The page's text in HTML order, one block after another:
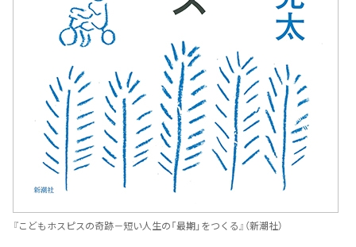
『こどもホスピスの奇跡－短い人生の「最期」をつくる』（新潮社）